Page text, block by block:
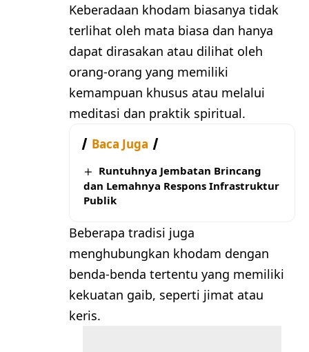
Keberadaan khodam biasanya tidak
terlihat oleh mata biasa dan hanya
dapat dirasakan atau dilihat oleh
orang-orang yang memiliki
kemampuan khusus atau melalui
meditasi dan praktik spiritual.
Baca Juga
Runtuhnya Jembatan Brincang
dan Lemahnya Respons Infrastruktur
Publik
Beberapa tradisi juga
menghubungkan khodam dengan
benda-benda tertentu yang memiliki
kekuatan gaib, seperti jimat atau
keris.